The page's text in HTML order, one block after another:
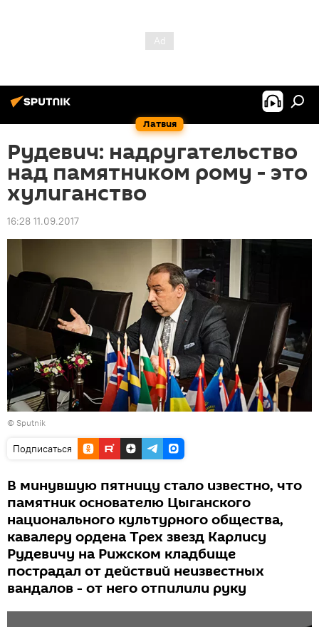
Латвия
Рудевич: надругательство
над памятником рому - это
хулиганство
16:28 11.09.2017
© Sputnik
Подписаться
В минувшую пятницу стало известно, что
памятник основателю Цыганского
национального культурного общества,
кавалеру ордена Трех звезд Карлису
Рудевичу на Рижском кладбище
пострадал от действий неизвестных
вандалов - от него отпилили руку